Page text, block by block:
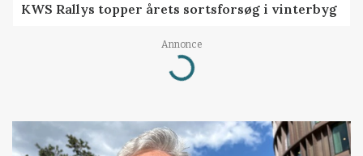
KWS Rallys topper årets sortsforsøg i vinterbyg
Annonce
Loading...